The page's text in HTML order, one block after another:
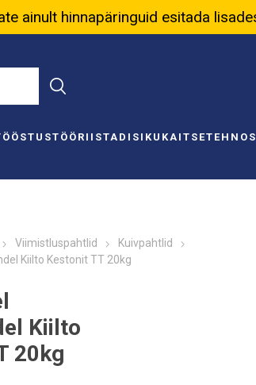
ainult hinnapäringuid esitada
TÖÖRIISTAD ISIKUKAITSE
Viimistluspahtlid
Kuivpahtlid
Kiilto Kestonit TT 20kg
Kiilto
20kg